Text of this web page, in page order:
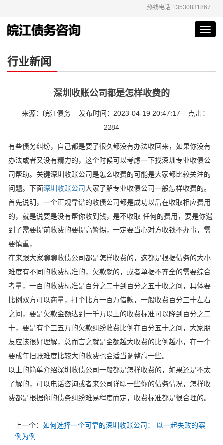
热线电话:13530831867
行业新闻
深圳收账公司都是怎样收费的
来源：皖江债务 发布时间：2023-04-19 20:47:17 点击：
2284
有些债务纠纷，自己都是要了很久都没有办法收回来，如果你没有
办法或者又没有精力的，这个时候可以考虑一下找深圳专业收债公
司帮助。关键深圳收账公司是怎么收费的可能是大家都比较关注的
问题。下面深圳收账公司大家了解专业收债公司一般怎样收费的。
首先说明，一个正规靠谱的收债公司都是成功以后在收取相应费用
的，就是说要是没有帮你收到钱，是不收取 任何的费用，要是你遇
到了需要提前收费的要提高警惕，一定要当心对方收钱不办事，需
要慎重，
在来跟大家聊聊收债公司都是怎样收费的，这都是根据债务的大小
难度有不同的收费标准的，欠款就的，或者单据不齐全的需要综合
考量，一百的收费标准是百分之二十到百分之五十收之间，具体要
比例双方可以商量，打个比方一百万借款，一般收费百分三十左右
之间，要是欠款金额达到一千万以上的收费标准可以降到百分之二
十，要是有个三五万的欠款纠纷收费比例在百分五十之间，大家朋
友应该很好理解，总而言之就是金额越大收费的比例越小，在一个
要成年旧账难度比较大的收费也会适当调整高一些。
以上的简单介绍深圳收债公司一般都是怎样收费的，如果还是不太
了解的，可以电话咨询或者来公司详聊一些你的债务情况，怎样收
费都是根据你的债务纠纷难易程度而定，收费标准都是很合理的。
上一个： 如何选择一个可靠的深圳收账公司： 以一起失败的案
例为例